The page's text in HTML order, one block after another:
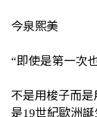
今泉熙美
“即使是第一次
不是用梭子而是
是19世紀歐洲